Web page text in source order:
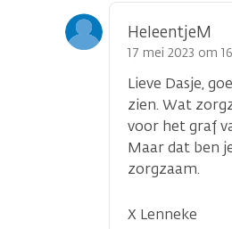
HeleentjeM
17 mei 2023 om
Lieve Dasje,
zien. Wat
voor het graf
Maar dat ben
zorgzaam.
X Lenneke